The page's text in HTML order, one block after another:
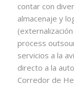
contar con
almacenaje y
process
servicios a la
directo a la
Corredor de